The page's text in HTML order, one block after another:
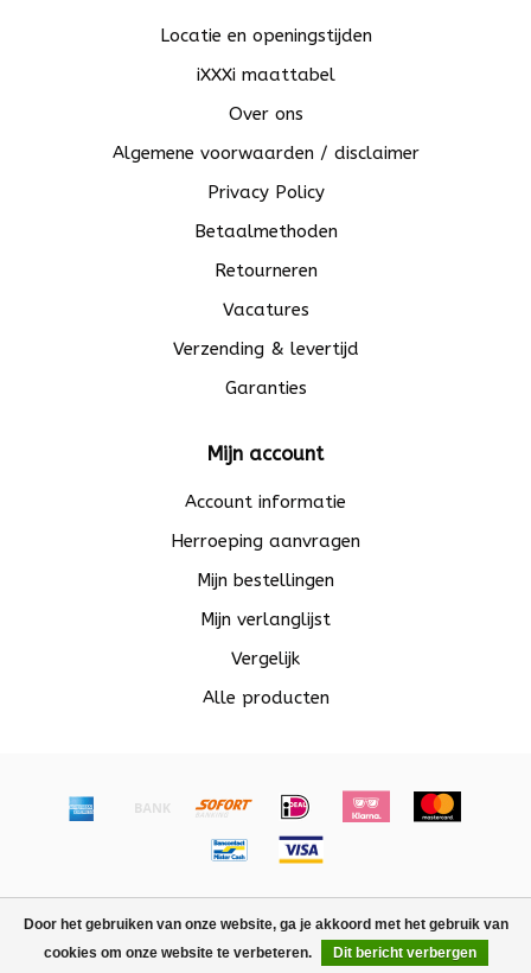
Door het gebruiken van onze website, ga je akkoord met het gebruik van
cookies om onze website te verbeteren.
Dit bericht verbergen
Locatie en openingstijden
iXXXi maattabel
Over ons
Algemene voorwaarden / disclaimer
Privacy Policy
Betaalmethoden
Retourneren
Vacatures
Verzending & levertijd
Garanties
Mijn account
Account informatie
Herroeping aanvragen
Mijn bestellingen
Mijn verlanglijst
Vergelijk
Alle producten
Lightspeed design
Dyvelopment